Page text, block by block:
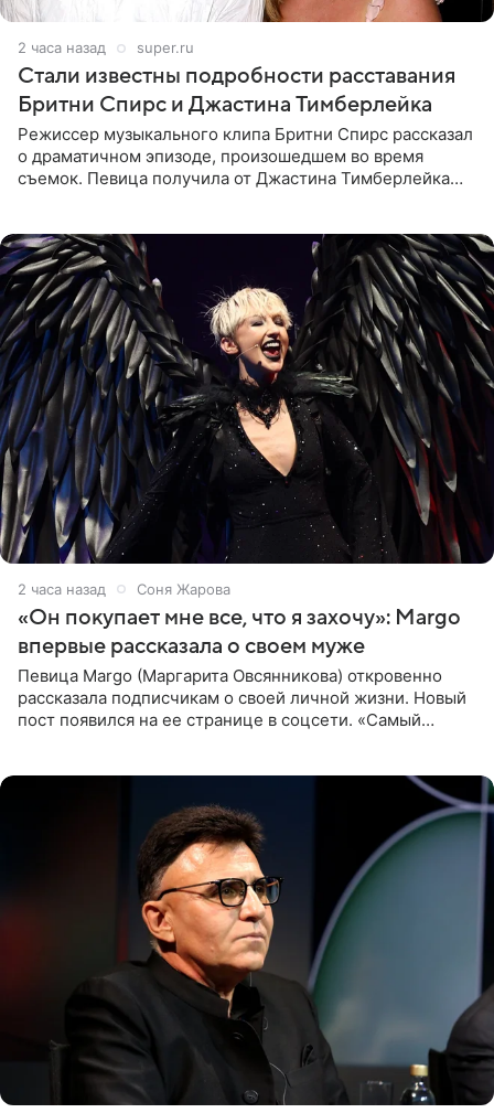
2 часа назад super.ru
Стали известны подробности расставания
Бритни Спирс и Джастина Тимберлейка
Режиссер музыкального клипа Бритни Спирс рассказал
о драматичном эпизоде, произошедшем во время
съемок. Певица получила от Джастина Тимберлейка
2 часа назад Соня Жарова
«Он покупает мне все, что я захочу»: Margo
впервые рассказала о своем муже
Певица Margo (Маргарита Овсянникова) откровенно
рассказала подписчикам о своей личной жизни. Новый
пост появился на ее странице в соцсети. «Самый